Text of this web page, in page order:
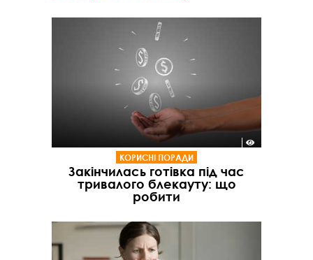
КОРИСНІ ПОРАДИ
Закінчилась готівка під час
тривалого блекауту: що
робити